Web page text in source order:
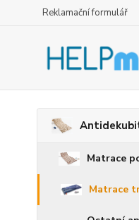
Reklamační formulář
Matrace
Matrace